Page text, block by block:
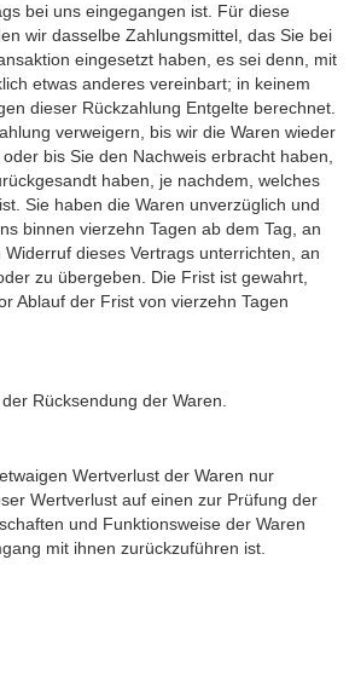
bei uns eingegangen ist. Für diese
wir dasselbe Zahlungsmittel, das Sie bei
eingesetzt haben, es sei denn, mit
etwas anderes vereinbart; in keinem
dieser Rückzahlung Entgelte berechnet.
verweigern, bis wir die Waren wieder
bis Sie den Nachweis erbracht haben,
haben, je nachdem, welches
Sie haben die Waren unverzüglich und
binnen vierzehn Tagen ab dem Tag, an
dieses Vertrags unterrichten, an
zu übergeben. Die Frist ist gewahrt,
Ablauf der Frist von vierzehn Tagen
Rücksendung der Waren.
Wertverlust der Waren nur
Wertverlust auf einen zur Prüfung der
und Funktionsweise der Waren
mit ihnen zurückzuführen ist.